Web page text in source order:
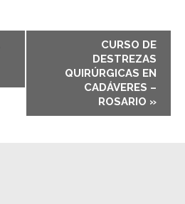
CURSO DE
DESTREZAS
QUIRÚRGICAS EN
CADÁVERES –
ROSARIO »